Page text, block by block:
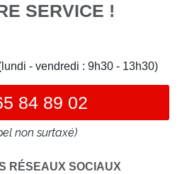
SERVICE !
- vendredi : 9h30 - 13h30)
84 89 02
non surtaxé)
RÉSEAUX SOCIAUX